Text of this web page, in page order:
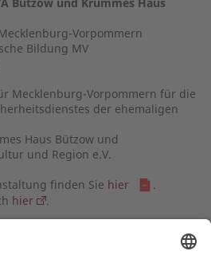
Vorpommern
Bildung MV
Mecklenburg-Vorpommern für die
der ehemaligen
Haus Bützow und
und Region e.V.
finden Sie hier
.
hier
.